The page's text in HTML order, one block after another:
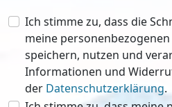
Ich stimme zu, dass die
meine
speichern, nutzen und verarbeiten darf. Weitere
Informationen und
der Datenschutzerklärung.